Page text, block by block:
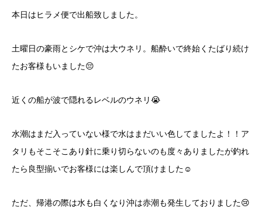
本日はヒラメ便で出船致しました。
土曜日の豪雨とシケで沖は大ウネリ。船酔いで終始くたばり続け
たお客様もいました😔
近くの船が波で隠れるレベルのウネリ😭
水潮はまだ入っていない様で水はまだいい色してましたよ！！ア
タリもそこそこあり針に乗り切らないのも度々ありましたが釣れ
たら良型揃いでお客様には楽しんで頂けました☺️
ただ、帰港の際は水も白くなり沖は赤潮も発生しておりました😢